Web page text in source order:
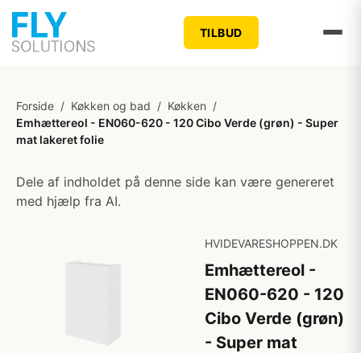
TILBUD
Forside / Køkken og bad / Køkken /
Emhættereol - EN060-620 - 120 Cibo Verde (grøn) - Super
mat lakeret folie
Dele af indholdet på denne side kan være genereret
med hjælp fra AI.
HVIDEVARESHOPPEN.DK
Emhættereol -
EN060-620 - 120
Cibo Verde (grøn)
- Super mat